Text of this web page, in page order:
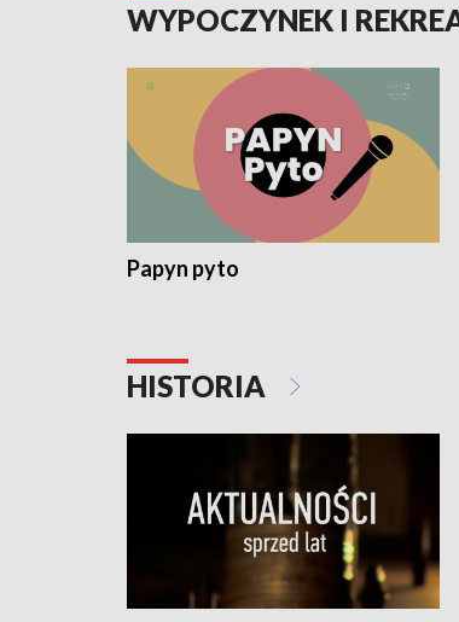
WYPOCZYNEK I
Papyn pyto
HISTORIA